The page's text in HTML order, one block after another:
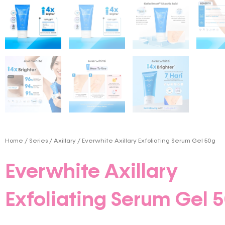
Home / Series / Axillary / Everwhite Axillary Exfoliating Serum Gel 50g
Everwhite Axillary
Exfoliating Serum Gel